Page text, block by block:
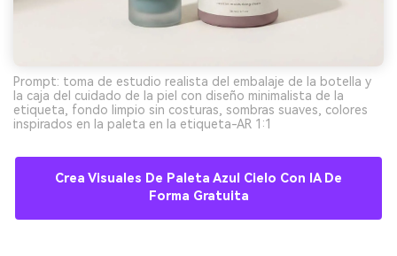
Prompt: toma de estudio realista del embalaje de la botella y
la caja del cuidado de la piel con diseño minimalista de la
etiqueta, fondo limpio sin costuras, sombras suaves, colores
inspirados en la paleta en la etiqueta-AR 1:1
Crea Visuales De Paleta Azul Cielo Con IA De
Forma Gratuita